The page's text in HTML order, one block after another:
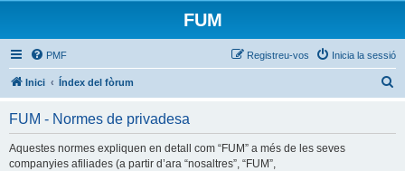
FUM
PMF Inicia la sessió
Registreu-vos
Inici Índex del fòrum
FUM - Normes de privadesa
Aquestes normes expliquen en detall com “FUM” a més de les seves
companyies afiliades (a partir d’ara “nosaltres”, “FUM”,